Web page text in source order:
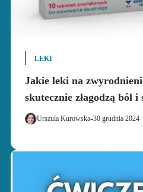
LEKI
Jakie leki na
skutecznie złagodzą ból i
Urszula Kurowska-30 grudnia 2024